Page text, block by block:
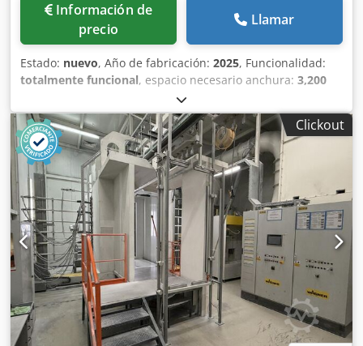
Información de
precio
Llamar
Estado: nuevo, Año de fabricación: 2025, Funcionalidad:
totalmente funcional, espacio necesario anchura: 3,200
, espacio necesario longitud:
necesario altura:2,100 mm, peso total:170 kg, ancho
total:3,200 mm, longitud total:1,700 mm, dimensión
interior anchura:1,500 mm, Carro de secado de gran
resistencia / carro con brazo portador: para las
aplicaciones más exigentes Dkjdpfx Asfiuhvshmer Los
datos más importantes de un vistazo: 1. Riel de
deslizamiento con cojinetes de bolas para el ajuste del
ancho, con una luz de 1,70 a 3,00 m. 2. Diseño compacto
que permite apilarlos para ahorrar espacio. 3. Gran
distancia entre barras de 135 mm para facilitar la carga,
incluso con un ritmo de trabajo rápido. 4. Barra cuadrada
vertical para una superficie de apoyo mínima. 5. Gran
profundidad útil de 1.000 mm. 6. Gran capacidad de carga
útil de 1.000 kg. 7. Ruedas de muy buena calidad, que
Clickout